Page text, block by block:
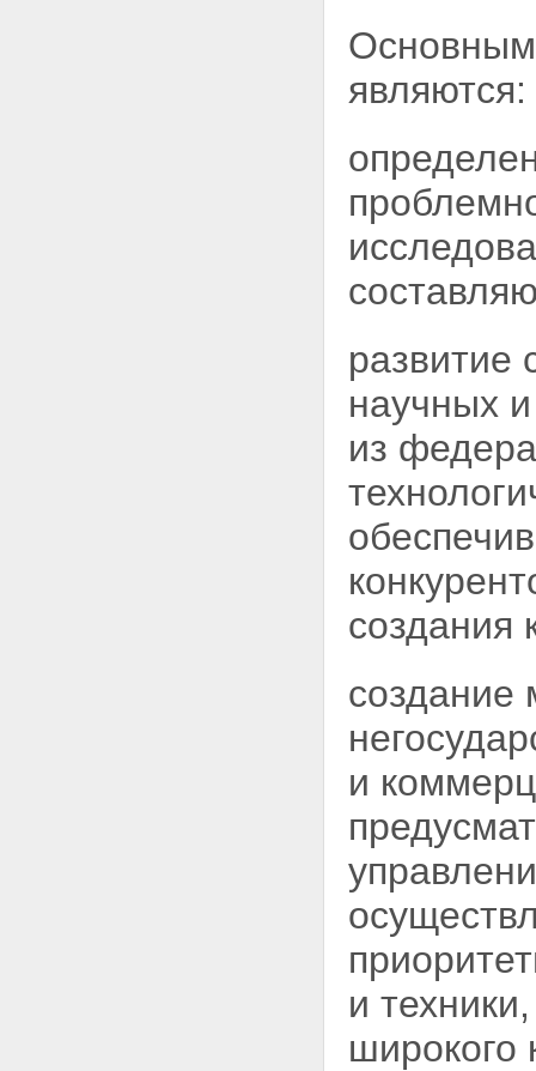
являются:
развитие
научных
из
создания
создание
и
и
широкого